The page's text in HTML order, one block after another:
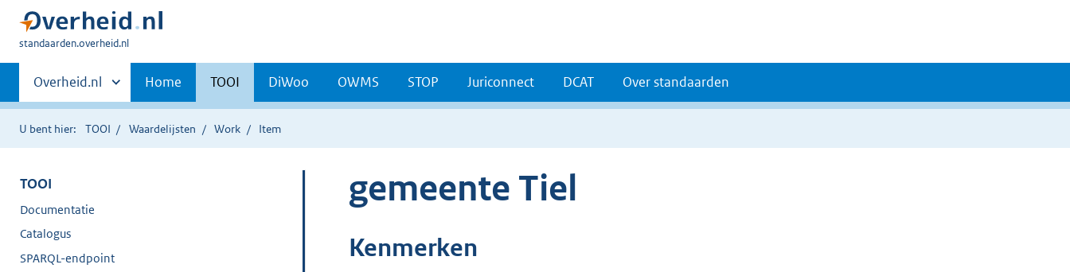
U
hier:
standaarden.overheid.nl
Primaire
navigatie
Andere
sites
binnen
Overheid.nl Home TOOI DiWoo OWMS STOP Juriconnect DCAT Over standaarden
U bent hier: TOOI Waardelijsten Work Item
TOOI
Documentatie
Catalogus
SPARQL-endpoint
gemeente Tiel
Kenmerken